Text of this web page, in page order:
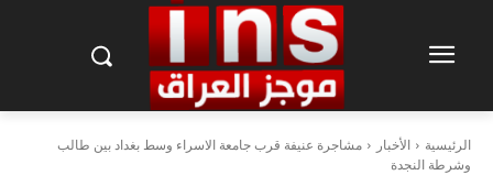
الرئيسية الأخبار
مشاجرة عنيفة قرب جامعة الاسراء وسط بغداد بين طالب
وشرطة النجدة